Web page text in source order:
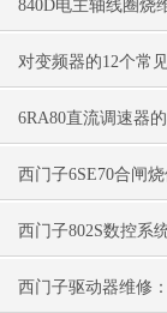
840D电主轴线圈烧
路
对变频器的12个常
解答
6RA80直流调速器
西门子6SE70合闸
跳闸维修
西门子802S数控系
西门子驱动器维修